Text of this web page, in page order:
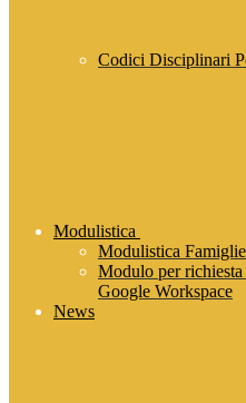
Codici Disciplinari
Modulistica
Modulistica Famiglie
Modulo per richiesta
Google Workspace
News